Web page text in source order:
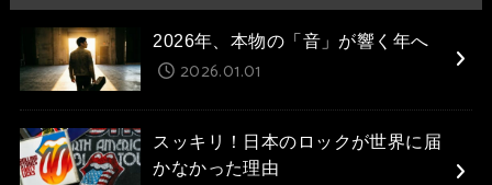
2026年、本物の「音」が響く年へ
2026.01.01
スッキリ！日本のロックが世界に届
かなかった理由